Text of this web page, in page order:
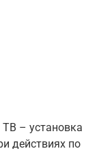
ТВ – установка
действиях по